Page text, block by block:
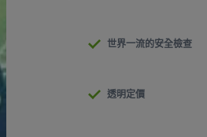
世界一流的安全檢查
透明定價